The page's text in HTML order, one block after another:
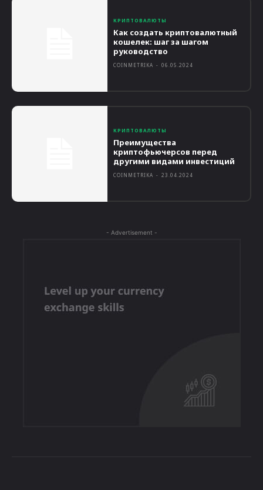
КРИПТОВАЛЮТЫ
Как создать криптовалютный
кошелек: шаг за шагом
руководство
COINMETRIKA - 06.05.2024
КРИПТОВАЛЮТЫ
Преимущества
криптофьючерсов перед
другими видами инвестиций
COINMETRIKA - 23.04.2024
- Advertisement -